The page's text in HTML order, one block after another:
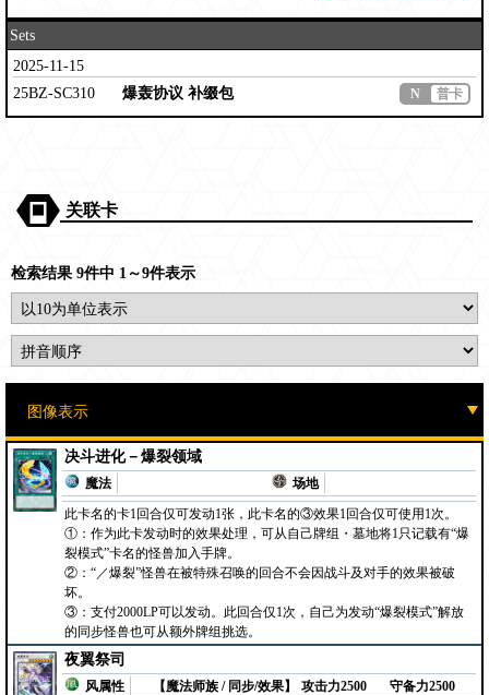
Sets
2025-11-15
25BZ-SC310
爆轰协议 补缀包 N 普卡
关联卡
检索结果 9件中 1～9件表示
决斗进化－爆裂领域
魔法
场地
此卡名的卡1回合仅可发动1张，此卡名的③效果1回合仅可使用1次。
①：作为此卡发动时的效果处理，可从自己牌组・墓地将1只记载有“爆
裂模式”卡名的怪兽加入手牌。
②：“／爆裂”怪兽在被特殊召唤的回合不会因战斗及对手的效果被破
坏。
③：支付2000LP可以发动。此回合仅1次，自己为发动“爆裂模式”解放
的同步怪兽也可从额外牌组挑选。
夜翼祭司
风属性
【魔法师族 / 同步/效果】
攻击力2500 守备力2500